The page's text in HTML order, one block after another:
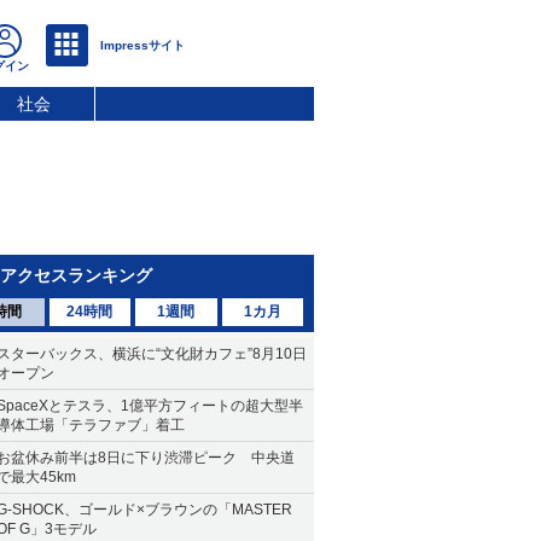
社会
アクセスランキング
間 24時間 1週間 1カ月
ターバックス、横浜に“文化財カフェ”8月10日
ープン
とテスラ、1億平方フィートの超大型半
体工場「テラファブ」着工
盆休み前半は8日に下り渋滞ピーク 中央道
最大45km
SHOCK、ゴールド×ブラウンの「MASTER
G」3モデル